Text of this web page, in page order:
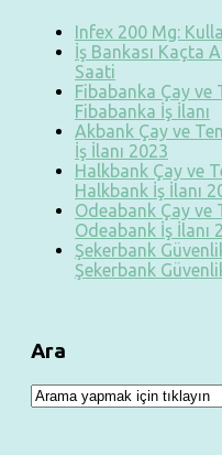
Infex 200 Mg:
İş Bankası Kaçta
Saati
Fibabanka Çay ve
Fibabanka İş İlanı
Akbank Çay ve
İş İlanı 2023
Halkbank Çay ve
Halkbank İş İlanı
Odeabank Çay ve
Odeabank İş İlanı
Şekerbank
Şekerbank
Ara